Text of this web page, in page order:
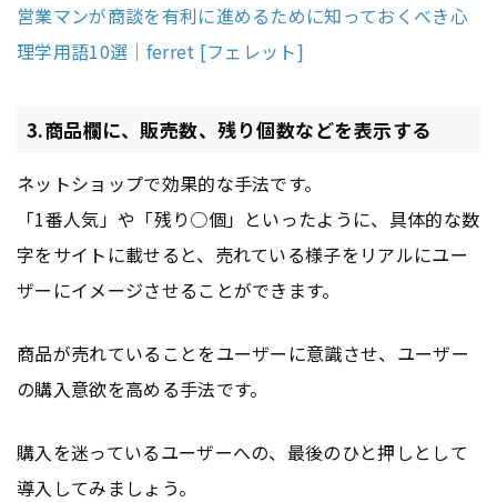
営業マンが商談を有利に進めるために知っておくべき心
理学用語10選｜ferret [フェレット]
3.商品欄に、販売数、残り個数などを表示する
ネットショップで効果的な手法です。
「1番人気」や「残り○個」といったように、具体的な数
字をサイトに載せると、売れている様子をリアルにユー
ザーにイメージさせることができます。
商品が売れていることをユーザーに意識させ、ユーザー
の購入意欲を高める手法です。
購入を迷っているユーザーへの、最後のひと押しとして
導入してみましょう。